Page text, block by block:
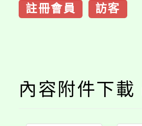
註冊會員 訪客
內容附件下載